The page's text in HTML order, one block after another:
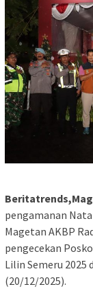
pengamanan
Magetan AKBP
pengecekan
Lilin Semeru 2025
(20/12/2025).